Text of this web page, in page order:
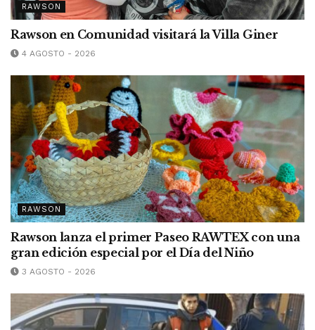
RAWSON
Rawson en Comunidad visitará la Villa Giner
4 AGOSTO - 2026
RAWSON
Rawson lanza el primer Paseo RAWTEX con una
gran edición especial por el Día del Niño
3 AGOSTO - 2026